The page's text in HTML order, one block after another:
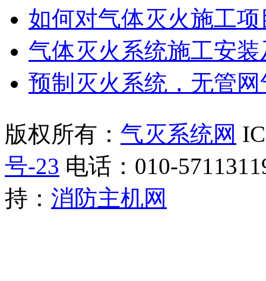
如何对气体灭火施工
气体灭火系统施工安
预制灭火系统，无管
版权所有： 气灭系统网
号-23 电话：010-
持： 消防主机网